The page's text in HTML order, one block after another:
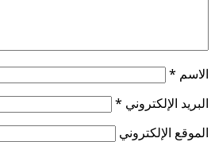
الاسم *
البريد الإلكتروني *
الموقع الإلكتروني